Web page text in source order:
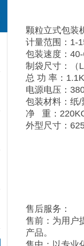
颗粒立式包装
计量范围：1-
包装速度：
制袋尺寸：（
总 功 率：
电源电压：
包装材料：纸
净 重：
外型尺寸：
售后服务：
售前：为用户
产品。